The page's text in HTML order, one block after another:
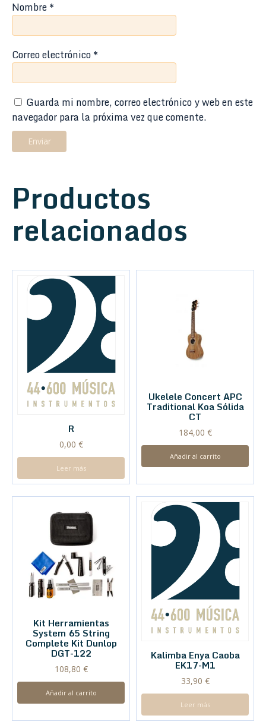
Nombre*
Correo electrónico*
Guarda mi nombre, correo electrónico y web en este
navegador para la próxima vez que comente.
Productos
relacionados
R
0,00 €
Leer más
Ukelele Concert APC
Traditional Koa Sólida
CT
184,00 €
Añadir al carrito
Kit Herramientas
System 65 String
Complete Kit Dunlop
DGT-122
108,80 €
Añadir al carrito
Kalimba Enya Caoba
EK17-M1
33,90 €
Leer más